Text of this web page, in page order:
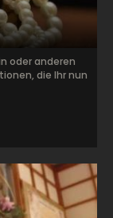
oder anderen
die Ihr nun